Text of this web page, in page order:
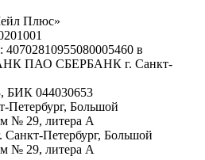
Плюс»
40702810955080005460 в
ПАО СБЕРБАНК г. Санкт-
БИК 044030653
Петербург, Большой
№ 29, литера А
Санкт-Петербург, Большой
№ 29, литера А